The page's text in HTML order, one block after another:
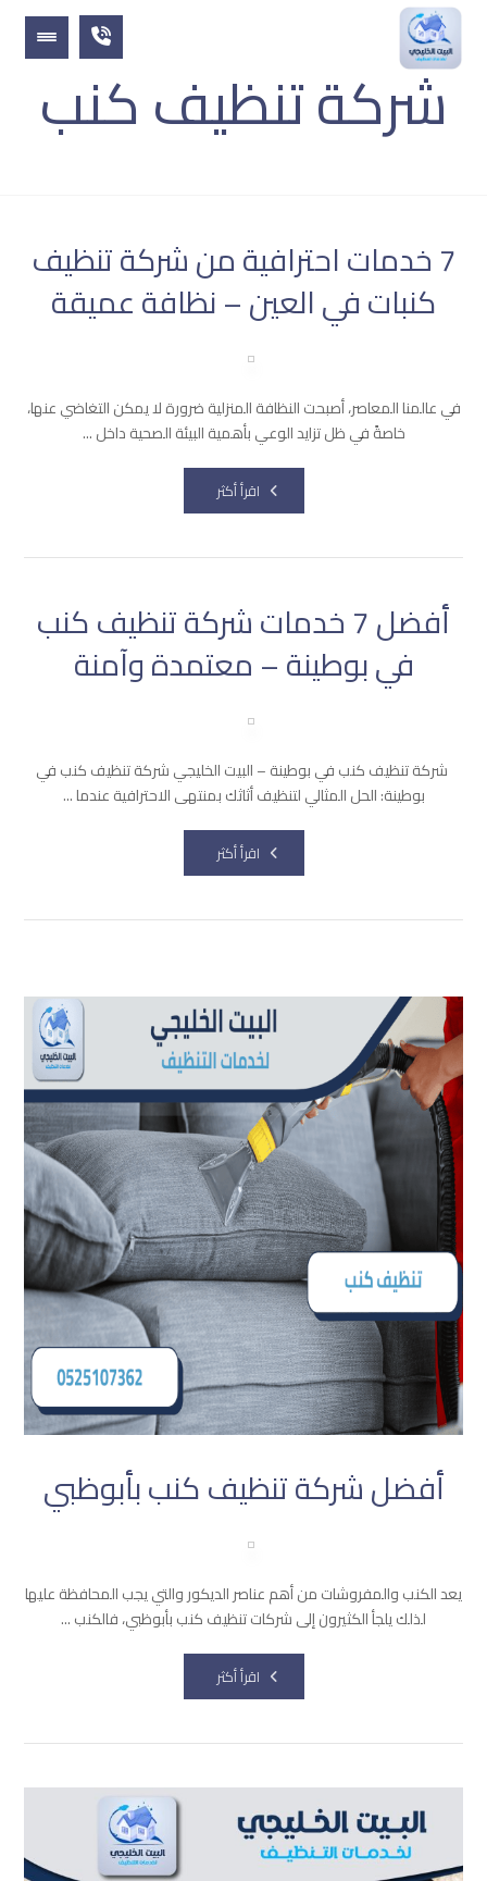
شركة تنظيف كنب
7 خدمات احترافية من شركة تنظيف
كنبات في العين – نظافة عميقة
في عالمنا المعاصر، أصبحت النظافة المنزلية ضرورة لا يمكن التغاضي عنها،
خاصةً في ظل تزايد الوعي بأهمية البيئة الصحية داخل ...
اقرأ أكثر
أفضل 7 خدمات شركة تنظيف كنب
في بوطينة – معتمدة وآمنة
شركة تنظيف كنب في بوطينة – البيت الخليجي شركة تنظيف كنب في
بوطينة: الحل المثالي لتنظيف أثاثك بمنتهى الاحترافية عندما ...
اقرأ أكثر
أفضل شركة تنظيف كنب بأبوظبي
يعد الكنب والمفروشات من أهم عناصر الديكور والتي يجب المحافظة عليها
لذلك يلجأ الكثيرون إلى شركات تنظيف كنب بأبوظبي، فالكنب ...
اقرأ أكثر